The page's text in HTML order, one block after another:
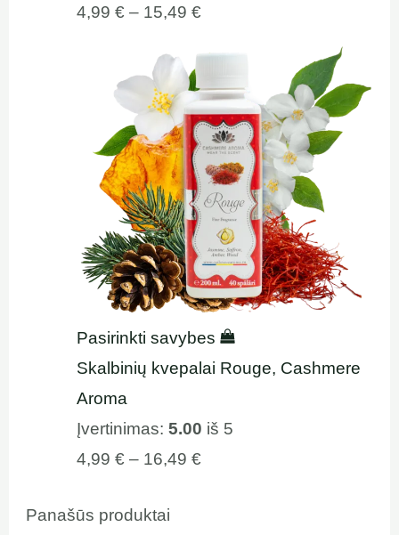
4,99€ – 15,49€
Pasirinkti savybes
Skalbinių kvepalai Rouge, Cashmere
Aroma
Įvertinimas:5.00 iš 5
4,99€ – 16,49€
Panašūs produktai